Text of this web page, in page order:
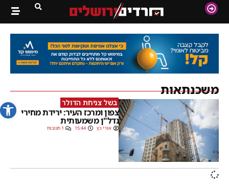
פתח
משכנתאות
בשל צניחת הדולר
צפון ומרכז העיר: ירידת מחירי
נדל"ן משמעותית
אורי כץ 15:44 1 תגובות